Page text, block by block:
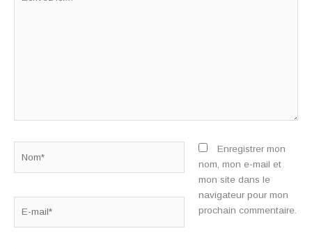
ici…
Enregistrer mon
nom, mon e-mail et
mon site dans le
navigateur pour mon
prochain commentaire.